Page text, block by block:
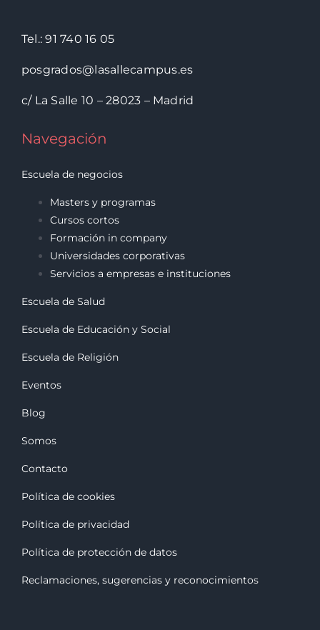
Tel.: 91 740 16 05
posgrados@lasallecampus.es
c/ La Salle 10 – 28023 – Madrid
Navegación
Escuela de negocios
Masters y programas
Cursos cortos
Formación in company
Universidades corporativas
Servicios a empresas e instituciones
Escuela de Salud
Escuela de Educación y Social
Escuela de Religión
Eventos
Blog
Somos
Contacto
Política de cookies
Política de privacidad
Política de protección de datos
Reclamaciones, sugerencias y reconocimientos